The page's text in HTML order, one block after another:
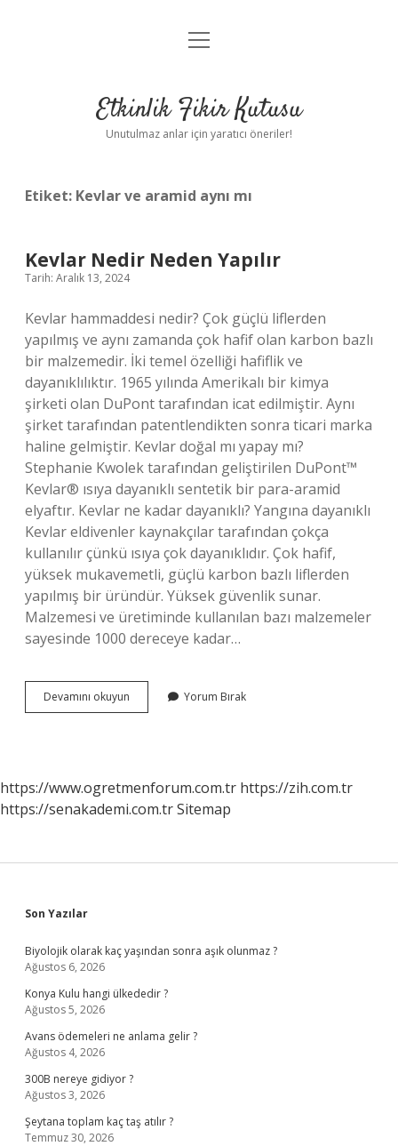
Anasayfa
Yasal Uyarı
menüyü
Etkinlik Fikir Kutusu
Unutulmaz anlar için yaratıcı öneriler!
Etiket: Kevlar ve aramid aynı mı
Kevlar Nedir Neden Yapılır
Tarih: Aralık 13, 2024
Kevlar hammaddesi nedir? Çok güçlü liflerden
yapılmış ve aynı zamanda çok hafif olan karbon bazlı
bir malzemedir. İki temel özelliği hafiflik ve
dayanıklılıktır. 1965 yılında Amerikalı bir kimya
şirketi olan DuPont tarafından icat edilmiştir. Aynı
şirket tarafından patentlendikten sonra ticari marka
haline gelmiştir. Kevlar doğal mı yapay mı?
Stephanie Kwolek tarafından geliştirilen DuPont™
Kevlar® ısıya dayanıklı sentetik bir para-aramid
elyaftır. Kevlar ne kadar dayanıklı? Yangına dayanıklı
Kevlar eldivenler kaynakçılar tarafından çokça
kullanılır çünkü ısıya çok dayanıklıdır. Çok hafif,
yüksek mukavemetli, güçlü karbon bazlı liflerden
yapılmış bir üründür. Yüksek güvenlik sunar.
Malzemesi ve üretiminde kullanılan bazı malzemeler
sayesinde 1000 dereceye kadar…
Devamını okuyun
Nedir
Yorum Bırak
https://www.ogretmenforum.com.tr https://zih.com.tr
https://senakademi.com.trSitemap
Sidebar
Son Yazılar
Biyolojik olarak kaç yaşından sonra aşık olunmaz ?
Ağustos 6, 2026
Konya Kulu hangi ülkededir ?
Ağustos 5, 2026
Avans ödemeleri ne anlama gelir ?
Ağustos 4, 2026
300B nereye gidiyor ?
Ağustos 3, 2026
Şeytana toplam kaç taş atılır ?
Temmuz 30, 2026